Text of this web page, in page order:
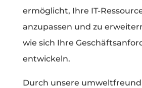
ermöglicht, Ihre IT-
anzupassen und zu
wie sich Ihre
entwickeln.
Durch unsere